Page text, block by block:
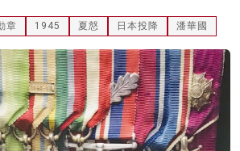
章 1945 夏慤 日本投降 潘華國